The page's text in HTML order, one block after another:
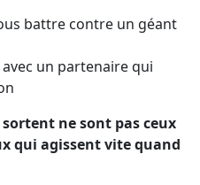
battre contre un géant
un partenaire qui
sortent ne sont pas ceux
qui agissent vite quand